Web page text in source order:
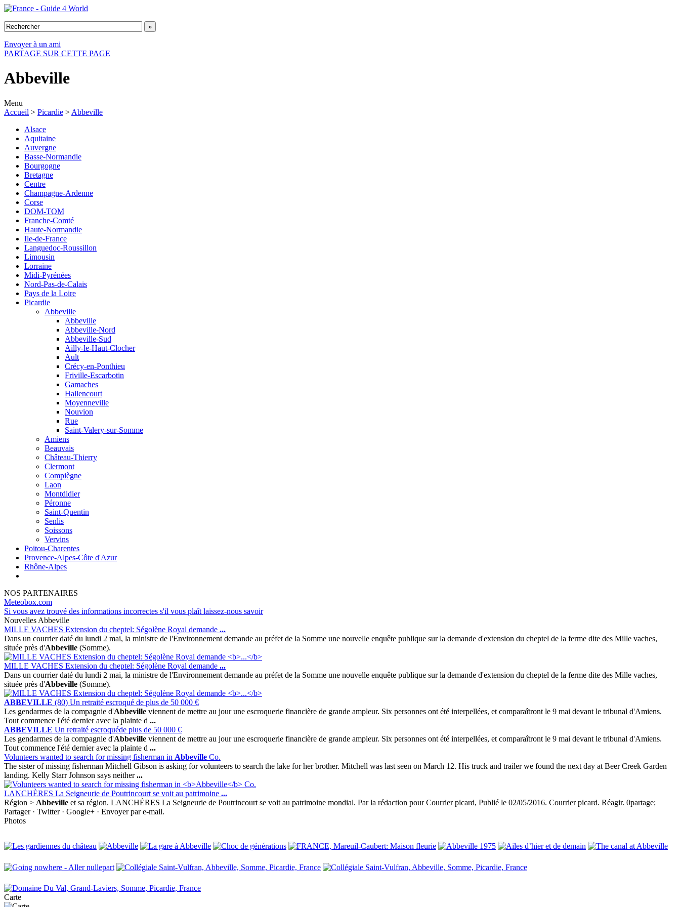
Envoyer à un ami
PARTAGE SUR CETTE PAGE
Abbeville
Menu
Accueil > Picardie > Abbeville
Alsace
Aquitaine
Auvergne
Basse-Normandie
Bourgogne
Bretagne
Centre
Champagne-Ardenne
Corse
DOM-TOM
Franche-Comté
Haute-Normandie
Ile-de-France
Languedoc-Roussillon
Limousin
Lorraine
Midi-Pyrénées
Nord-Pas-de-Calais
Pays de la Loire
Picardie
Abbeville
Abbeville
Abbeville-Nord
Abbeville-Sud
Ailly-le-Haut-Clocher
Ault
Crécy-en-Ponthieu
Friville-Escarbotin
Gamaches
Hallencourt
Moyenneville
Nouvion
Rue
Saint-Valery-sur-Somme
Amiens
Beauvais
Château-Thierry
Clermont
Compiègne
Laon
Montdidier
Péronne
Saint-Quentin
Senlis
Soissons
Vervins
Poitou-Charentes
Provence-Alpes-Côte d'Azur
Rhône-Alpes
NOS PARTENAIRES
Meteobox.com
Si vous avez trouvé des informations incorrectes s'il vous plaît laissez-nous savoir
Nouvelles Abbeville
MILLE VACHES Extension du cheptel: Ségolène Royal demande ...
Dans un courrier daté du lundi 2 mai, la ministre de l'Environnement demande au préfet de la Somme une nouvelle enquête publique sur la demande d'extension du cheptel de la ferme dite des Mille vaches,
située près d'Abbeville (Somme).
MILLE VACHES Extension du cheptel: Ségolène Royal demande ...
Dans un courrier daté du lundi 2 mai, la ministre de l'Environnement demande au préfet de la Somme une nouvelle enquête publique sur la demande d'extension du cheptel de la ferme dite des Mille vaches,
située près d'Abbeville (Somme).
ABBEVILLE (80) Un retraité escroqué de plus de 50 000 €
Les gendarmes de la compagnie d'Abbeville viennent de mettre au jour une escroquerie financière de grande ampleur. Six personnes ont été interpellées, et comparaîtront le 9 mai devant le tribunal d'Amiens.
Tout commence l'été dernier avec la plainte d ...
ABBEVILLE Un retraité escroquéde plus de 50 000 €
Les gendarmes de la compagnie d'Abbeville viennent de mettre au jour une escroquerie financière de grande ampleur. Six personnes ont été interpellées, et comparaîtront le 9 mai devant le tribunal d'Amiens.
Tout commence l'été dernier avec la plainte d ...
Volunteers wanted to search for missing fisherman in Abbeville Co.
The sister of missing fisherman Mitchell Gibson is asking for volunteers to search the lake for her brother. Mitchell was last seen on March 12. His truck and trailer we found the next day at Beer Creek Garden
landing. Kelly Starr Johnson says neither...
LANCHÈRES La Seigneurie de Poutrincourt se voit au patrimoine ...
Région > Abbeville et sa région. LANCHÈRES La Seigneurie de Poutrincourt se voit au patrimoine mondial. Par la rédaction pour Courrier picard, Publié le 02/05/2016. Courrier picard. Réagir. 0partage;
Partager · Twitter · Google+ · Envoyer par e-mail.
Photos
Carte